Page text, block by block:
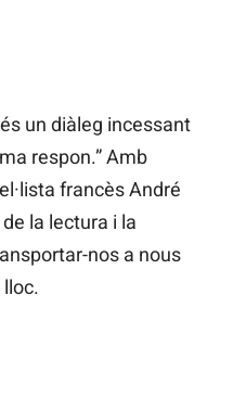
un diàleg incessant
respon.” Amb
francès André
la lectura i la
nos a nous